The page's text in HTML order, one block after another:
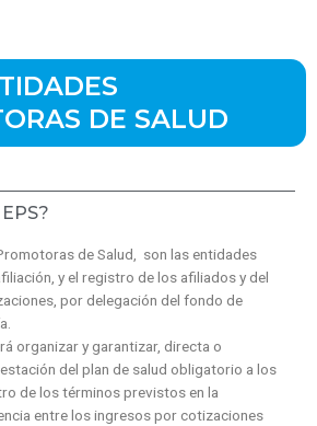
DE SALUD
de Salud, son las entidades
y el registro de los afiliados y del
por delegación del fondo de
organizar y garantizar, directa o
del plan de salud obligatorio a los
de los términos previstos en la
entre los ingresos por cotizaciones